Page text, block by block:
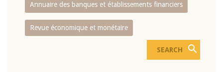
Annuaire des banques et établissements financiers
Revue économique et monétaire